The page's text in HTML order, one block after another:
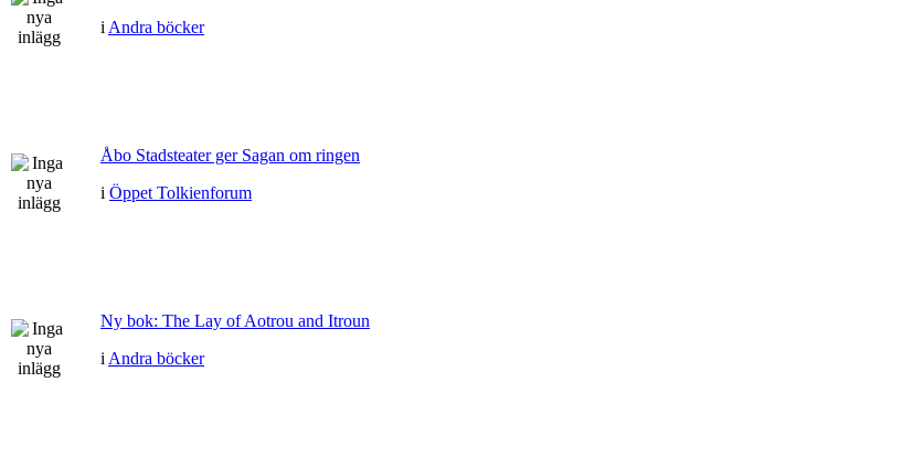
i Andra böcker
Åbo Stadsteater ger Sagan om ringen
i Öppet Tolkienforum
Ny bok: The Lay of Aotrou and Itroun
i Andra böcker